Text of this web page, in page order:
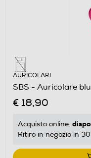
AURICOLARI
SBS - Auricolare
€ 18,90
Acquisto online:
Ritiro in negozio in